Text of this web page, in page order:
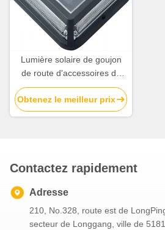
Lumière solaire de goujon
de route d'accessoires de
sécurité routière du passage
couvert 222Lbs de jardin
pour l'escalier d'étape de
Obtenez le meilleur prix
Contactez rapidement
Adresse
210, No.328, route est de
secteur de Longgang, ville de